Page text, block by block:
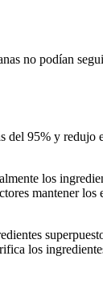
no podían
95% y redujo
los
mantener los
los